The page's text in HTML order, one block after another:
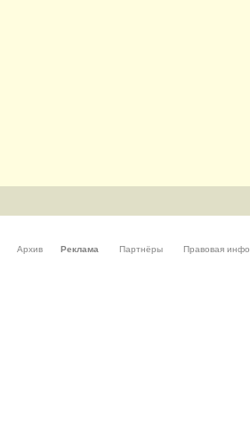
Архив Реклама Партнёры Правовая